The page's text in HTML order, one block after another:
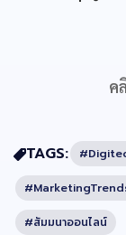
ค
TAGS:
#สัมมนาออนไลน์